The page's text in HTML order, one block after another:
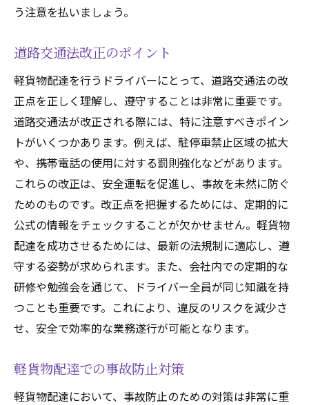
う注意を払いましょう。
道路交通法改正のポイント
軽貨物配達を行うドライバーにとって、道路交通法の改
正点を正しく理解し、遵守することは非常に重要です。
道路交通法が改正される際には、特に注意すべきポイン
トがいくつかあります。例えば、駐停車禁止区域の拡大
や、携帯電話の使用に対する罰則強化などがあります。
これらの改正は、安全運転を促進し、事故を未然に防ぐ
ためのものです。改正点を把握するためには、定期的に
公式の情報をチェックすることが欠かせません。軽貨物
配達を成功させるためには、最新の法規制に適応し、遵
守する姿勢が求められます。また、会社内での定期的な
研修や勉強会を通じて、ドライバー全員が同じ知識を持
つことも重要です。これにより、違反のリスクを減少さ
せ、安全で効率的な業務遂行が可能となります。
軽貨物配達での事故防止対策
軽貨物配達において、事故防止のための対策は非常に重